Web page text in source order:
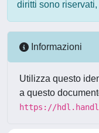
diritti sono
Informazioni
Utilizza questo
a questo
https://